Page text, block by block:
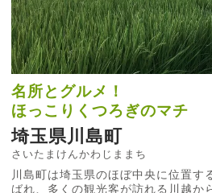
名所とグルメ！
ほっこりくつろぎのマチ
埼玉県川島町
さいたまけんかわじままち
川島町は埼玉県のほぼ中央に位置す
ばれ、多くの観光客が訪れる川越か